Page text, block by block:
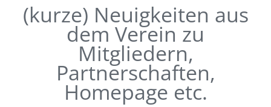
(kurze) Neuigkeiten aus
dem Verein zu
Mitgliedern,
Partnerschaften,
Homepage etc.